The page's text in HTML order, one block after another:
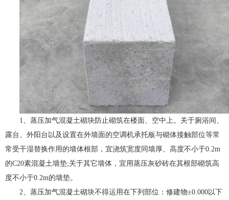
1、蒸压加气混凝土砌块防止砌筑在楼面、空中上。关于厕浴间、
露台、外阳台以及设置在外墙面的空调机承托板与砌体接触部位等常
常受干湿替换作用的墙体根部，宜浇筑宽度同墙厚、高度不小于0.2m
的C20素混凝土墙垫;关于其它墙体，宜用蒸压灰砂砖在其根部砌筑高
度不小于0.2m的墙垫。
2、蒸压加气混凝土砌块不得运用在下列部位：修建物±0.000以下